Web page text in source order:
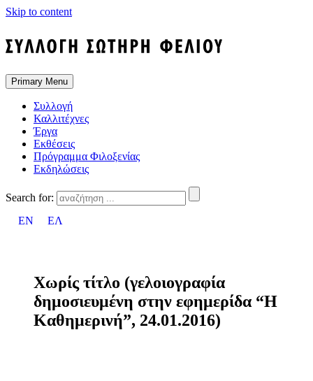
Skip to content
Primary Menu
Συλλογή
Καλλιτέχνες
Έργα
Εκθέσεις
Πρόγραμμα Φιλοξενίας
Εκδηλώσεις
Search for:
EN
ΕΛ
Χωρίς τίτλο (γελοιογραφία
δημοσιευμένη στην εφημερίδα “Η
Καθημερινή”, 24.01.2016)